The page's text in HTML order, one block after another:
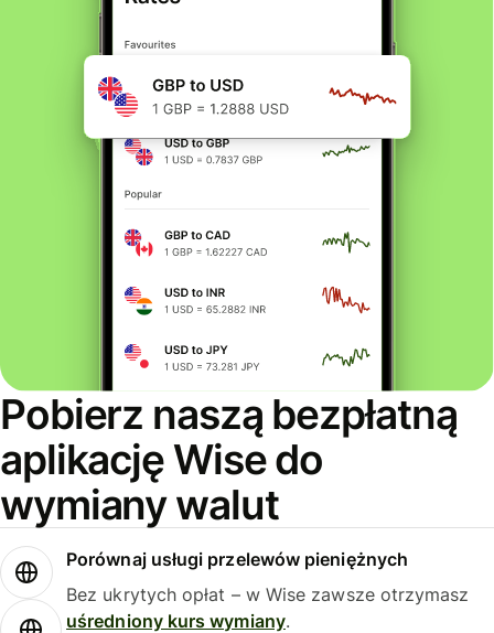
Pobierz naszą bezpłatną
aplikację Wise do
wymiany walut
Porównaj usługi przelewów pieniężnych
Bez ukrytych opłat – w Wise zawsze otrzymasz
uśredniony kurs wymiany.